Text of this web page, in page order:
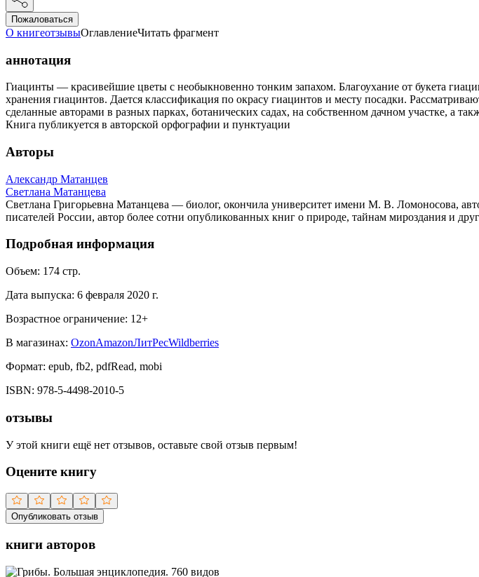
Пожаловаться
О книгеотзывыОглавлениеЧитать фрагмент
аннотация
Гиацинты — красивейшие цветы с необыкновенно тонким запахом. Благоухание от букета
хранения гиацинтов. Дается классификация по окрасу гиацинтов и месту посадки.
сделанные авторами в разных парках, ботанических садах, на собственном дачном участке, а
Книга публикуется в авторской орфографии и пунктуации
Авторы
Александр Матанцев
Светлана Матанцева
Светлана Григорьевна Матанцева — биолог, окончила университет имени М. В. Ломоносова,
писателей России, автор более сотни опубликованных книг о природе, тайнам мироздания и
Подробная информация
Объем: 174 стр.
Дата выпуска: 6 февраля 2020 г.
Возрастное ограничение: 12+
В магазинах: OzonAmazonЛитРесWildberries
Формат: epub, fb2, pdfRead, mobi
ISBN: 978-5-4498-2010-5
отзывы
У этой книги ещё нет отзывов, оставьте свой отзыв первым!
Оцените книгу
Опубликовать отзыв
книги авторов